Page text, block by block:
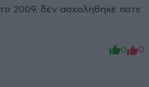
2009, δεν ασχοληθηκε ποτε
0 0